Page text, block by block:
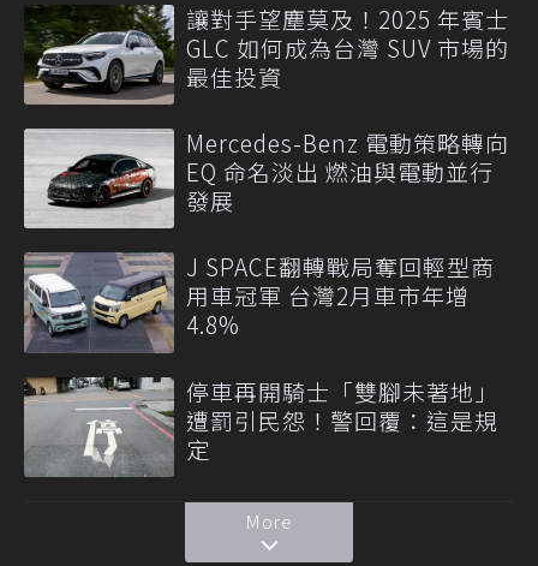
讓對手望塵莫及！2025 年賓士
GLC 如何成為台灣 SUV 市場的
最佳投資
Mercedes-Benz 電動策略轉向
EQ 命名淡出 燃油與電動並行
發展
J SPACE翻轉戰局奪回輕型商
用車冠軍 台灣2月車市年增
4.8%
停車再開騎士「雙腳未著地」
遭罰引民怨！警回覆：這是規
定
More